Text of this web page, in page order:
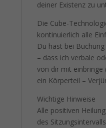
deiner Existenz zu
Die Cube-
kontinuierlich alle
Du hast bei
– dass ich verbale
von dir mit einbringe
ein Körperteil –
Wichtige Hinweise
Alle positiven
des